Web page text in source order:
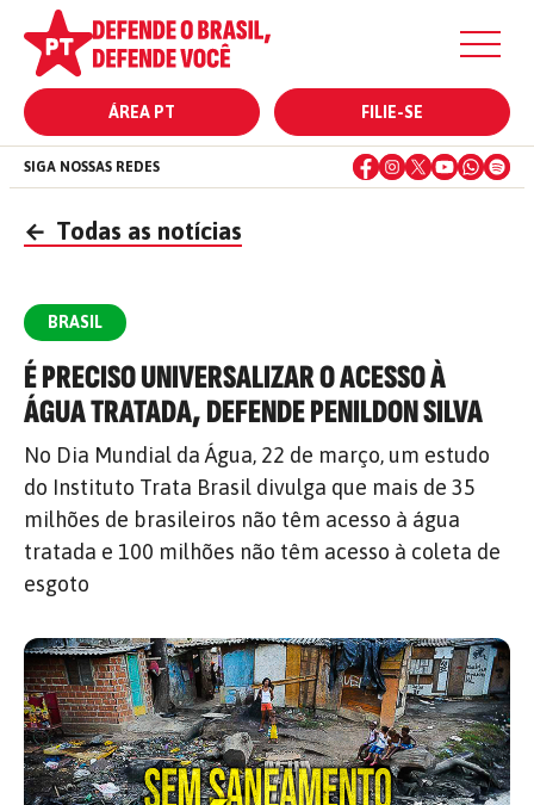
ÁREA PT FILIE-SE
SIGA NOSSAS REDES
← Todas as notícias
BRASIL
É PRECISO UNIVERSALIZAR O ACESSO À
ÁGUA TRATADA, DEFENDE PENILDON SILVA
No Dia Mundial da Água, 22 de março, um estudo
do Instituto Trata Brasil divulga que mais de 35
milhões de brasileiros não têm acesso à água
tratada e 100 milhões não têm acesso à coleta de
esgoto